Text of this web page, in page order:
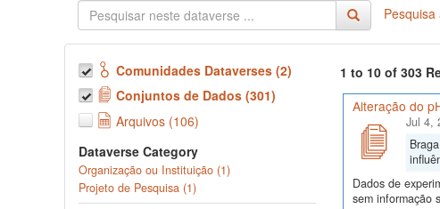
Pesquisa
Comunidades Dataverses (2)
Conjuntos de Dados (301)
Arquivos (106)
Dataverse Category
Organização ou Instituição (1)
Projeto de Pesquisa (1)
1 to 10 of 303
Alteração do
Jul 4,
Dados de
sem informação